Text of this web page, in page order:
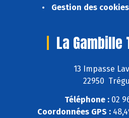
Gestion des cookies
La Gambille
13 Impasse
22950
Téléphone :02
Coordonnées GPS :